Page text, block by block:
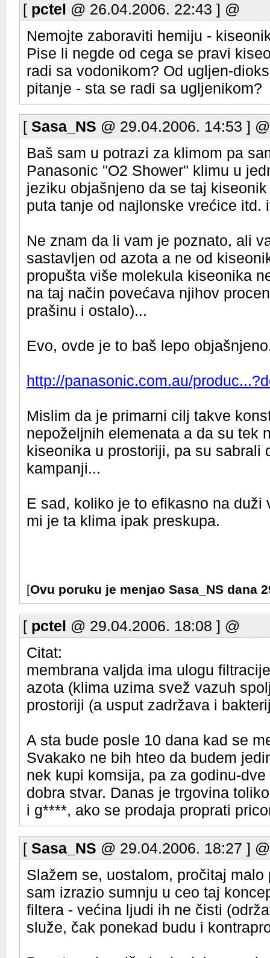
[ pctel @ 26.04.2006. 22:43 ] @
Nemojte zaboraviti hemiju -
Pise li negde od cega se pravi
radi sa vodonikom? Od ugljen-
pitanje - sta se radi sa ugljenikom?
[ Sasa_NS @ 29.04.2006. 14:53 ] @
Baš sam u potrazi za klimom pa
Panasonic "O2 Shower" klimu u
jeziku objašnjeno da se taj
puta tanje od najlonske vrećice itd.
Ne znam da li vam je poznato, ali
sastavljen od azota a ne od
propušta više molekula kiseonika
na taj način povećava njihov
prašinu i ostalo)...
Evo, ovde je to baš lepo
http://panasonic.com.au/
Mislim da je primarni cilj takve
nepoželjnih elemenata a da su tek
kiseonika u prostoriji, pa su
kampanji...
E sad, koliko je to efikasno na
mi je ta klima ipak preskupa.
[Ovu poruku je menjao Sasa_NS dana
[ pctel @ 29.04.2006. 18:08 ] @
Citat:
membrana valjda ima ulogu
azota (klima uzima svež vazuh
prostoriji (a usput zadržava i
A sta bude posle 10 dana kad se
Svakako ne bih hteo da budem
nek kupi komsija, pa za godinu-
dobra stvar. Danas je trgovina
i g****, ako se prodaja proprati
[ Sasa_NS @ 29.04.2006. 18:27 ] @
Slažem se, uostalom, pročitaj
sam izrazio sumnju u ceo taj
filtera - većina ljudi ih ne čisti
služe, čak ponekad budu i